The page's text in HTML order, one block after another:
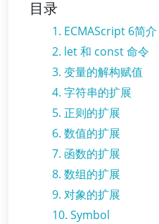
目录
1. ECMAScript 6简介
2. let 和 const 命令
3. 变量的解构赋值
4. 字符串的扩展
5. 正则的扩展
6. 数值的扩展
7. 函数的扩展
8. 数组的扩展
9. 对象的扩展
10. Symbol